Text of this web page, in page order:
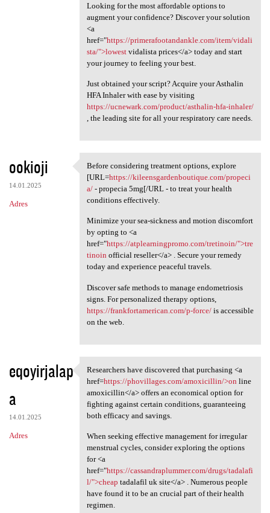
Looking for the most affordable options to
augment your confidence? Discover your solution
<a
href="https://primerafootandankle.com/item/vidali
sta/">lowestvidalista prices</a> today and start
your journey to feeling your best.
Just obtained your script? Acquire your Asthalin
HFA Inhaler with ease by visiting
https://ucnewark.com/product/asthalin-hfa-inhaler/
, the leading site for all your respiratory care needs.
ookioji
14.01.2025
Adres
Before considering treatment
Before considering treatment options, explore
[URL=https://kileensgardenboutique.com/propeci
a/- propecia 5mg[/URL - to treat your health
conditions effectively.
Minimize your sea-sickness and motion discomfort
by opting to <a
href="https://atplearningpromo.com/tretinoin/">tre
tinoin official reseller</a> . Secure your remedy
today and experience peaceful travels.
Discover safe methods to manage endometriosis
signs. For personalized therapy options,
https://frankfortamerican.com/p-force/is accessible
on the web.
eqoyirjalap
a
14.01.2025
Adres
Researchers have discovered
Researchers have discovered that purchasing <a
href=https://phovillages.com/amoxicillin/>on line
amoxicillin</a> offers an economical option for
fighting against certain conditions, guaranteeing
both efficacy and savings.
When seeking effective management for irregular
menstrual cycles, consider exploring the options
for <a
href="https://cassandraplummer.com/drugs/tadalafi
l/">cheap tadalafil uk site</a> . Numerous people
have found it to be an crucial part of their health
regimen.